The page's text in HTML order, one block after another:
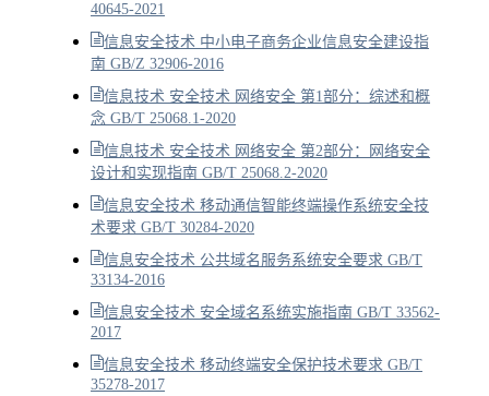
40645-2021
信息安全技术 中小电子商务企业信息安全建设指
南 GB/Z 32906-2016
信息技术 安全技术 网络安全 第1部分：综述和概
念 GB/T 25068.1-2020
信息技术 安全技术 网络安全 第2部分：网络安全
设计和实现指南 GB/T 25068.2-2020
信息安全技术 移动通信智能终端操作系统安全技
术要求 GB/T 30284-2020
信息安全技术 公共域名服务系统安全要求 GB/T
33134-2016
信息安全技术 安全域名系统实施指南 GB/T 33562-
2017
信息安全技术 移动终端安全保护技术要求 GB/T
35278-2017